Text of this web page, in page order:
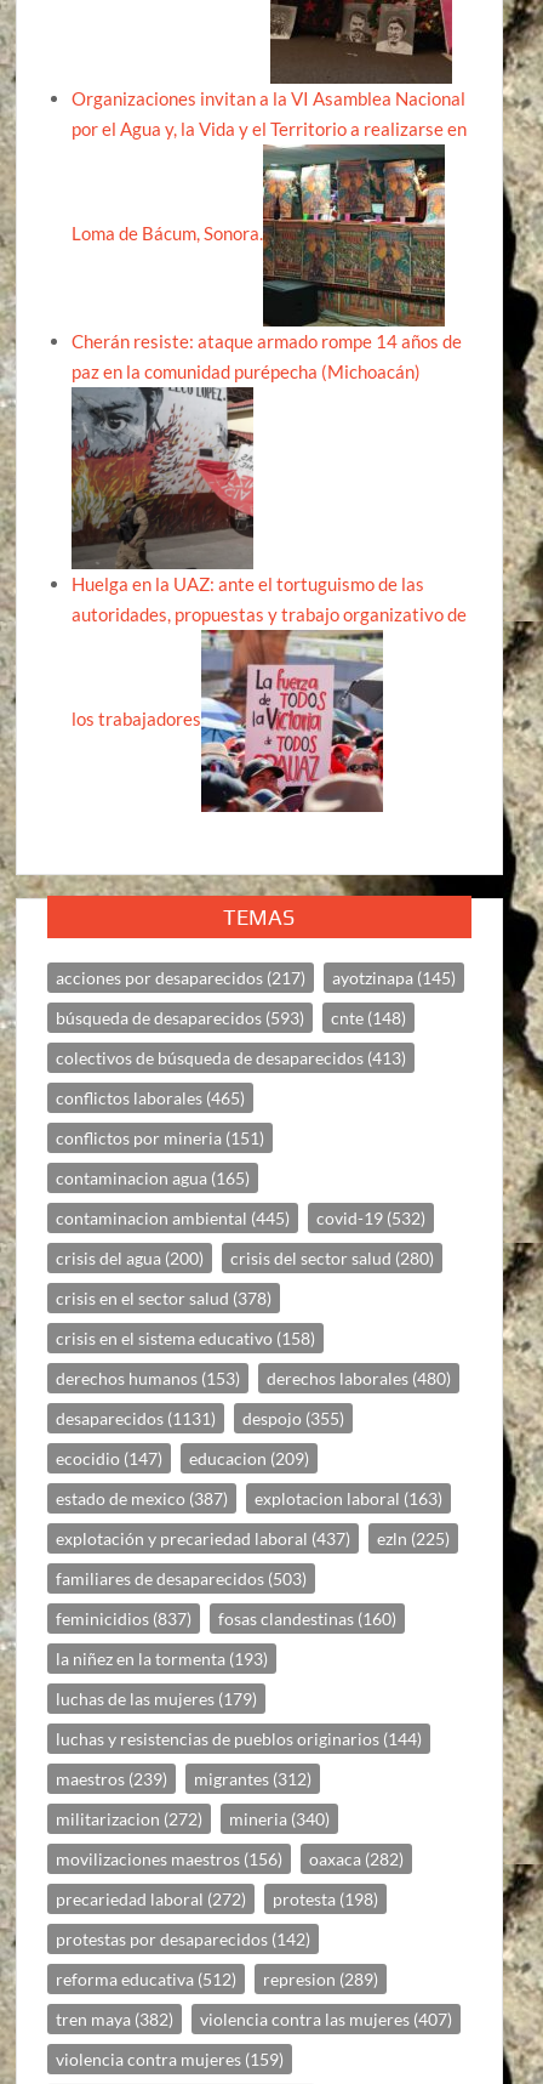
Organizaciones invitan a la VI Asamblea Nacional
por el Agua y, la Vida y el Territorio a realizarse en
Loma de Bácum, Sonora.
Cherán resiste: ataque armado rompe 14 años de
paz en la comunidad purépecha (Michoacán)
Huelga en la UAZ: ante el tortuguismo de las
autoridades, propuestas y trabajo organizativo de
los trabajadores
TEMAS
acciones por desaparecidos (217) ayotzinapa (145)
búsqueda de desaparecidos (593) cnte (148)
colectivos de búsqueda de desaparecidos (413)
conflictos laborales (465)
conflictos por mineria (151)
contaminacion agua (165)
contaminacion ambiental (445) covid-19 (532)
crisis del agua (200) crisis del sector salud (280)
crisis en el sector salud (378)
crisis en el sistema educativo (158)
derechos humanos (153) derechos laborales (480)
desaparecidos (1131) despojo (355)
ecocidio (147) educacion (209)
estado de mexico (387) explotacion laboral (163)
explotación y precariedad laboral (437) ezln (225)
familiares de desaparecidos (503)
feminicidios (837) fosas clandestinas (160)
la niñez en la tormenta (193)
luchas de las mujeres (179)
luchas y resistencias de pueblos originarios (144)
maestros (239) migrantes (312)
militarizacion (272) mineria (340)
movilizaciones maestros (156) oaxaca (282)
precariedad laboral (272) protesta (198)
protestas por desaparecidos (142)
reforma educativa (512) represion (289)
tren maya (382) violencia contra las mujeres (407)
violencia contra mujeres (159)